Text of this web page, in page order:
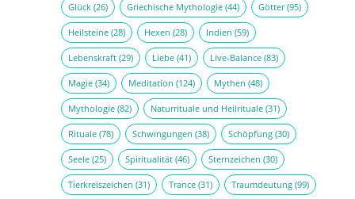
Glück(26) Griechische Mythologie(44) Götter(95)
Heilsteine(28) Hexen (28) Indien (59)
Lebenskraft(29) Liebe(41) Live-Balance(83)
Magie(34) Meditation (124) Mythen (48)
Mythologie(82) Naturrituale und Heilrituale(31)
Rituale(78) Schwingungen (38) Schöpfung(30)
Seele(25) Spiritualität(46) Sternzeichen (30)
Tierkreiszeichen (31) Trance(31) Traumdeutung(99)